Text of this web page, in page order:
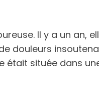
Il y a un an,
douleurs
était située dans